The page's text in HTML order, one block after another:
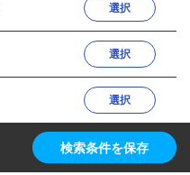
選択
選択
選択
検索条件を保存